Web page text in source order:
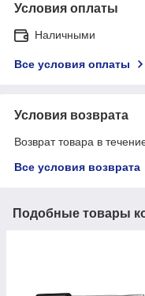
Условия оплаты
Наличными
Все условия оплаты
Условия возврата
Возврат товара в
Все условия возврата
Подобные товары